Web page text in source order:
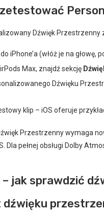
Dźwięk Przestrzenny
iPhone’a (włóż je na głowę,
Max, znajdź sekcję
Dźwięku
klip – iOS oferuje
Przestrzenny wymaga
Dla pełnej obsługi Dolby
– jak sprawdzić